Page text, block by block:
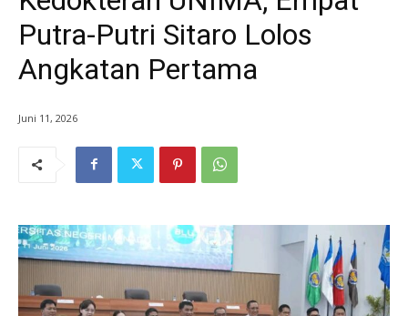
Putra-Putri Sitaro Lolos
Angkatan Pertama
Juni 11, 2026